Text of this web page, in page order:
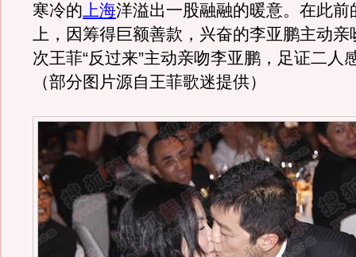
寒冷的上海洋溢出一股融融的暖意。在此前
上，因筹得巨额善款，兴奋的李亚鹏主动亲
次王菲“反过来”主动亲吻李亚鹏，足证二人
（部分图片源自王菲歌迷提供）